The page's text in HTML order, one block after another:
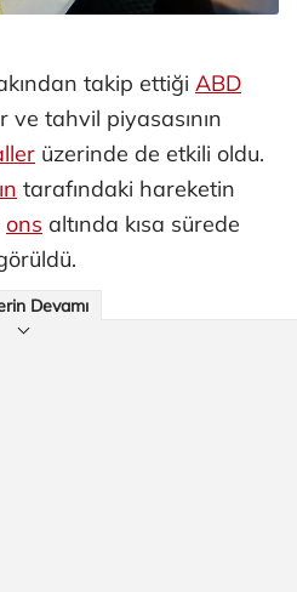
takip ettiği ABD
ve tahvil piyasasının
üzerinde de etkili oldu.
tarafındaki hareketin
ons altında kısa sürede
Devamı